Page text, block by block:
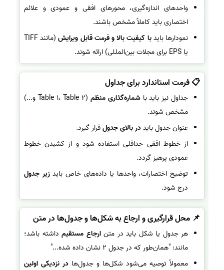
واحدهای اندازه‌گیری، محورهای افقی و عمودی و علائم
اختصاری باید کاملاً مشخص باشند.
نمودارها بایدبا کیفیت بالا و فرمت قابل ویرایش
(مانند TIFF
یا EPS برای مجلات بین‌المللی) ارائه شوند.
📋 فرمت استاندارد برای جداول
جداول نیز باید باشماره‌گذاری منظم
(Table 1، Table 2 و...)
مشخص شوند.
عنوان جدول بایددر بالای جدولقرار گیرد.
از خطوط افقی حداقلی استفاده شود و از کشیدن خطوط
عمودی پرهیز گردد.
توضیح اختصارات، واحدها یا داده‌های خاص بایدزیر جدول
درج شود.
📌 محل قرارگیری و ارجاع به شکل‌ها و جدول‌ها در متن
هر جدول یا شکل باید در متنارجاع مستقیم داشته باشد؛
مانند: "همان‌طور که در جدول 2 نشان داده شده..."
معمولاً توصیه می‌شود شکل‌ها و جدول‌ها در نزدیکی اولین